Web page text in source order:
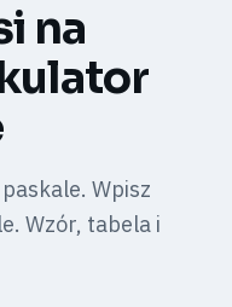
na
Wpisz
Wzór, tabela i